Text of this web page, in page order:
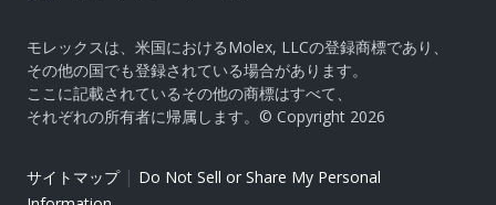
モレックスは、米国におけるMolex, LLCの登録商標であり、
その他の国でも登録されている場合があります。
ここに記載されているその他の商標はすべて、
それぞれの所有者に帰属します。© Copyright 2026
サイトマップ| Do Not Sell or Share My Personal